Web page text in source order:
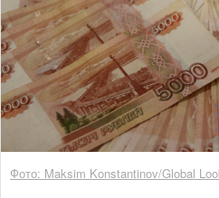
Фото: Maksim Konstantinov/Global